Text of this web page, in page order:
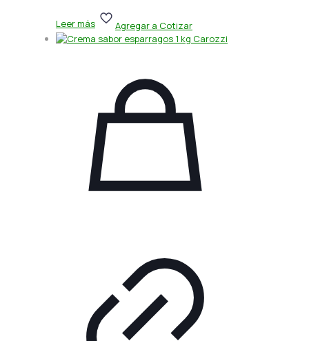
Leer más Agregar a Cotizar